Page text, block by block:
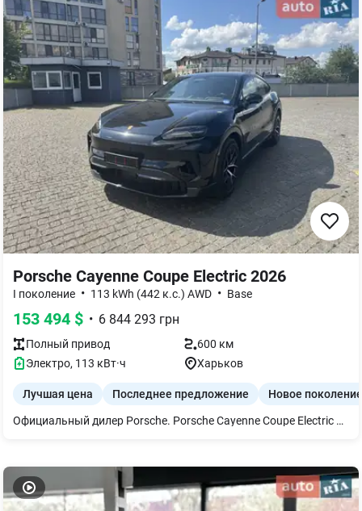
Porsche Cayenne Coupe Electric 2026
I поколение • 113 kWh (442 к.с.) AWD • Base
153 494 $ • 6 844 293 грн
Полный привод
600 км
Электро, 113 кВт·ч Харьков
Лучшая цена Последнее предложение Новое поколение
Официальный дилер Porsche. Porsche Cayenne Coupe Electric 2026 — в наличии! -Доставка по всей Украине (и не только!) -Обращайтесь за деталями — подберем удобную логистику и сопровождение.